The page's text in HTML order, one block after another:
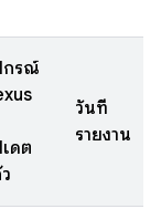
กรณ์
ดต
วันที่
รายงาน